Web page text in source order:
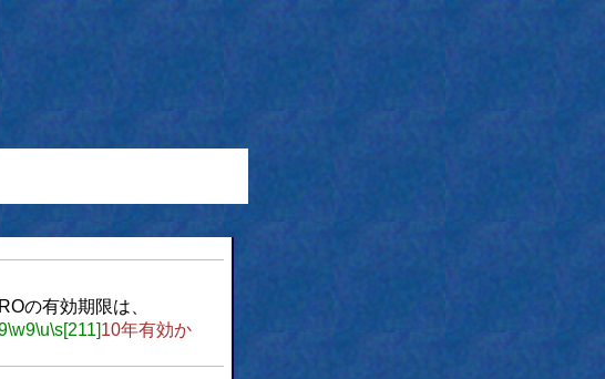
の有効期限は、
\w9\u\s[211]10年有効か